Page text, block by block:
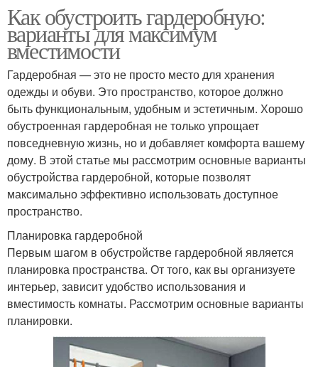
Как обустроить гардеробную:
варианты для максимум
вместимости
Гардеробная — это не просто место для хранения
одежды и обуви. Это пространство, которое должно
быть функциональным, удобным и эстетичным. Хорошо
обустроенная гардеробная не только упрощает
повседневную жизнь, но и добавляет комфорта вашему
дому. В этой статье мы рассмотрим основные варианты
обустройства гардеробной, которые позволят
максимально эффективно использовать доступное
пространство.
Планировка гардеробной
Первым шагом в обустройстве гардеробной является
планировка пространства. От того, как вы организуете
интерьер, зависит удобство использования и
вместимость комнаты. Рассмотрим основные варианты
планировки.